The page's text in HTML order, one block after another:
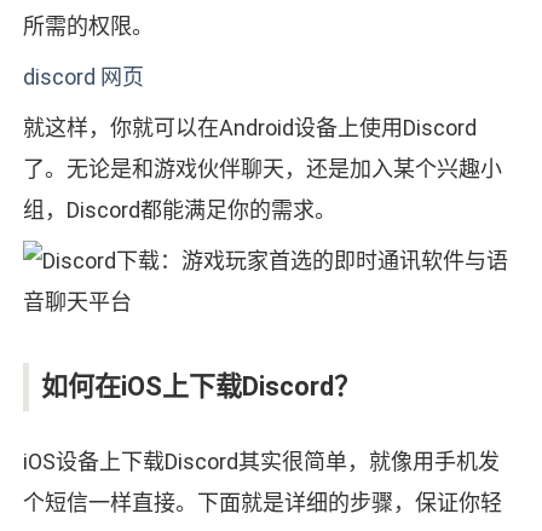
所需的权限。
discord 网页
就这样，你就可以在Android设备上使用Discord
了。无论是和游戏伙伴聊天，还是加入某个兴趣小
组，Discord都能满足你的需求。
如何在iOS上下载Discord？
iOS设备上下载Discord其实很简单，就像用手机发
个短信一样直接。下面就是详细的步骤，保证你轻